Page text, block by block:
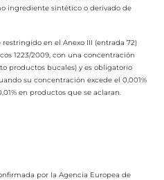
ingrediente sintético o derivado de
en el Anexo III (entrada 72)
1223/2009, con una concentración
productos bucales) y es obligatorio
su concentración excede el 0,001%
en productos que se aclaran.
por la Agencia Europea de